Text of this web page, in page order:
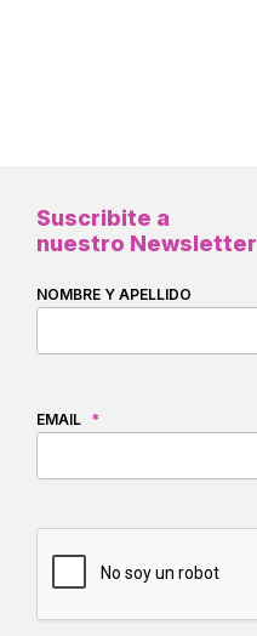
Suscribite a
nuestro Newsletter
NOMBRE Y APELLIDO
EMAIL *